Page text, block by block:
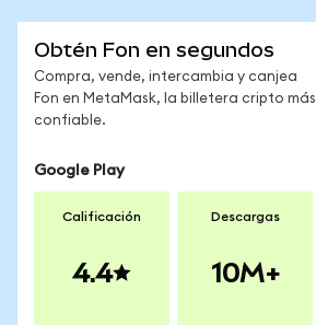
Obtén Fon en segundos
Compra, vende, intercambia y canjea
Fon en MetaMask, la billetera cripto más
confiable.
Google Play
Calificación
4.4
Descargas
10M+